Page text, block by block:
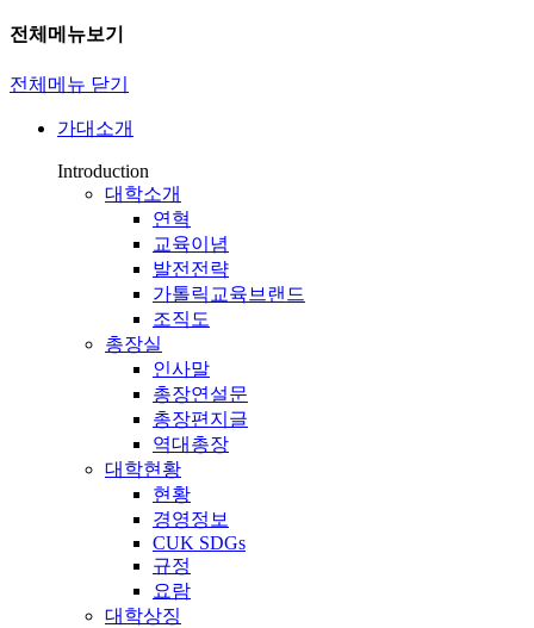
전체메뉴보기
전체메뉴 닫기
가대소개
Introduction
대학소개
연혁
교육이념
발전전략
가톨릭교육브랜드
조직도
총장실
인사말
총장연설문
총장편지글
역대총장
대학현황
현황
경영정보
CUK SDGs
규정
요람
대학상징